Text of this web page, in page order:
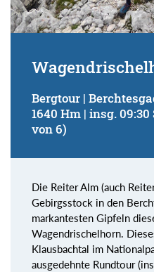
Bergtour |
1640 Hm | insg.
von 6)
Die Reiter Alm (auch
Gebirgsstock in den
markantesten Gipfeln
Wagendrischelhorn.
Klausbachtal im
ausgedehnte Rundtour